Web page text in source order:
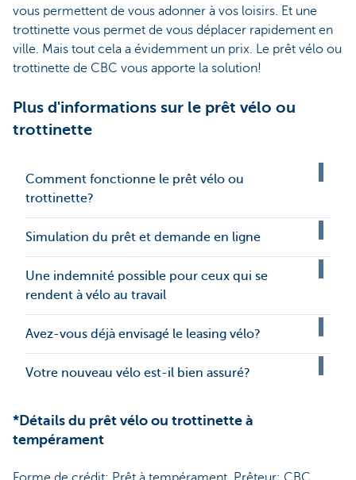
vous permettent de vous adonner à vos loisirs. Et une
trottinette vous permet de vous déplacer rapidement en
ville. Mais tout cela a évidemment un prix. Le prêt vélo ou
trottinette de CBC vous apporte la solution!
Plus d'informations sur le prêt vélo ou
trottinette
Comment fonctionne le prêt vélo ou
trottinette?
Simulation du prêt et demande en ligne
Une indemnité possible pour ceux qui se
rendent à vélo au travail
Avez-vous déjà envisagé le leasing vélo?
Votre nouveau vélo est-il bien assuré?
*Détails du prêt vélo ou trottinette à
tempérament